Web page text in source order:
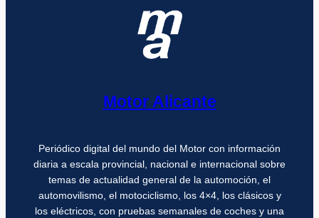
Motor Alicante
Periódico digital del mundo del Motor con información
diaria a escala provincial, nacional e internacional sobre
temas de actualidad general de la automoción, el
automovilismo, el motociclismo, los 4×4, los clásicos y
los eléctricos, con pruebas semanales de coches y una